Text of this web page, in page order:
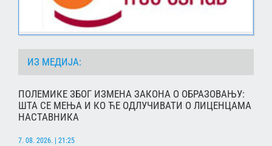
ИЗ МЕДИЈА:
ПОЛЕМИКЕ ЗБОГ ИЗМЕНА ЗАКОНА О ОБРАЗОВАЊУ:
ШТА СЕ МЕЊА И КО ЋЕ ОДЛУЧИВАТИ О ЛИЦЕНЦАМА
НАСТАВНИКА
7. 08. 2026. | 21:25